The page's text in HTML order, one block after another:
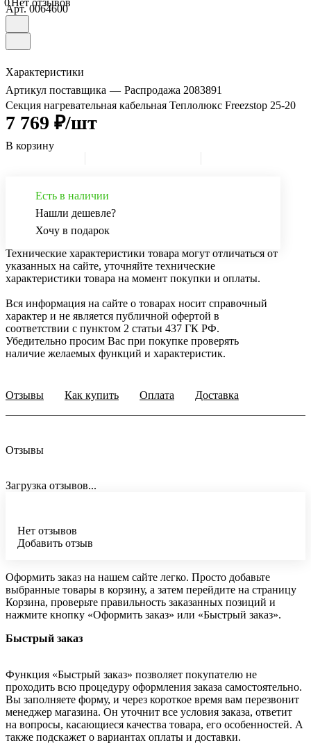
0 Нет отзывов
Арт.0064600
Характеристики
Артикул поставщика — Распродажа 2083891
Секция нагревательная кабельная Теплолюкс Freezstop 25-20
7 769 ₽/шт
В корзину
Есть в наличии
Нашли дешевле?
Хочу в подарок
Технические характеристики товара могут отличаться от
указанных на сайте, уточняйте технические
характеристики товара на момент покупки и оплаты.
Вся информация на сайте о товарах носит справочный
характер и не является публичной офертой в
соответствии с пунктом 2 статьи 437 ГК РФ.
Убедительно просим Вас при покупке проверять
наличие желаемых функций и характеристик.
Отзывы Как купить Оплата Доставка
Отзывы
Загрузка отзывов...
Нет отзывов
Добавить отзыв
Оформить заказ на нашем сайте легко. Просто добавьте
выбранные товары в корзину, а затем перейдите на страницу
Корзина, проверьте правильность заказанных позиций и
нажмите кнопку «Оформить заказ» или «Быстрый заказ».
Быстрый заказ
Функция «Быстрый заказ» позволяет покупателю не
проходить всю процедуру оформления заказа самостоятельно.
Вы заполняете форму, и через короткое время вам перезвонит
менеджер магазина. Он уточнит все условия заказа, ответит
на вопросы, касающиеся качества товара, его особенностей. А
также подскажет о вариантах оплаты и доставки.